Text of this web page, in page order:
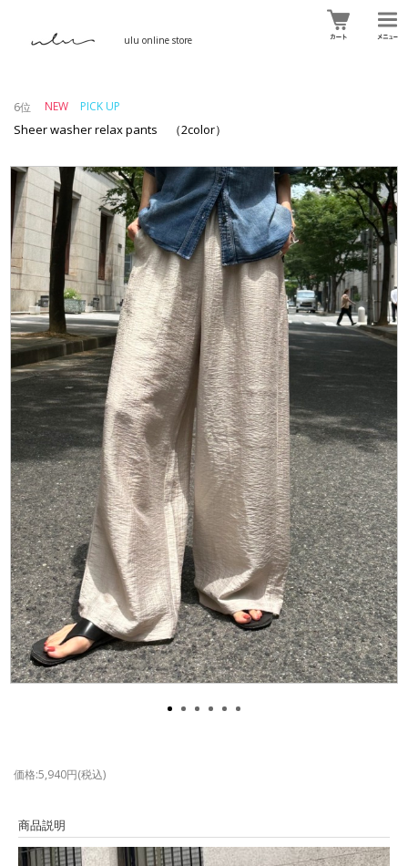
ulu online store
6位 NEW PICK UP
Sheer washer relax pants （2color）
価格:5,940円(税込)
商品説明